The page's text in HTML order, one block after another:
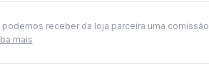
receber da loja parceira uma comissão
mais